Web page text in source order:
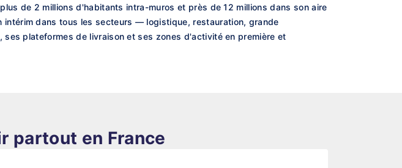
de 2 millions d'habitants intra-muros et près de 12 millions dans son aire
intérim dans tous les secteurs — logistique, restauration, grande
plateformes de livraison et ses zones d'activité en première et
partout en France